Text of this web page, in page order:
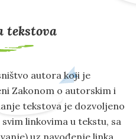
tekstova
autora koji je
Zakonom o autorskim i
tekstova je dozvoljeno
svim linkovima u tekstu, sa
uz navođenje linka